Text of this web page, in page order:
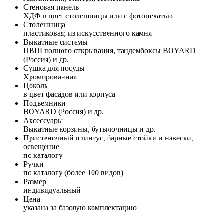
Стеновая панель
ХДФ в цвет столешницы или с фотопечатью
Столешница
пластиковая; из искусственного камня
Выкатные системы
ПВШ полного открывания, тандембоксы BOYARD
(Россия) и др.
Сушка для посуды
Хромированная
Цоколь
в цвет фасадов или корпуса
Подъемники
BOYARD (Россия) и др.
Аксессуары
Выкатные корзины, бутылочницы и др.
Пристеночный плинтус, барные стойки и навески,
освещение
по каталогу
Ручки
по каталогу (более 100 видов)
Размер
индивидуальный
Цена
указана за базовую комплектацию